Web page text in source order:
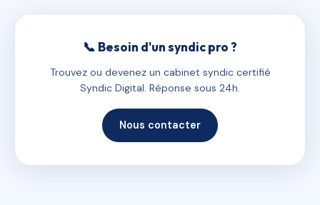
📞 Besoin d'un syndic pro ?
Trouvez ou devenez un cabinet syndic certifié
Syndic Digital. Réponse sous 24h.
Nous contacter